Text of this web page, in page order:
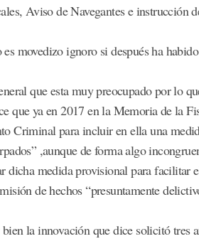
Aviso de Navegantes e instrucción
movedizo ignoro si después ha
que esta muy preocupado por lo
que ya en 2017 en la Memoria de la
Criminal para incluir en ella una
,aunque de forma algo
dicha medida provisional para facilitar
de hechos “presuntamente
la innovación que dice solicitó tres